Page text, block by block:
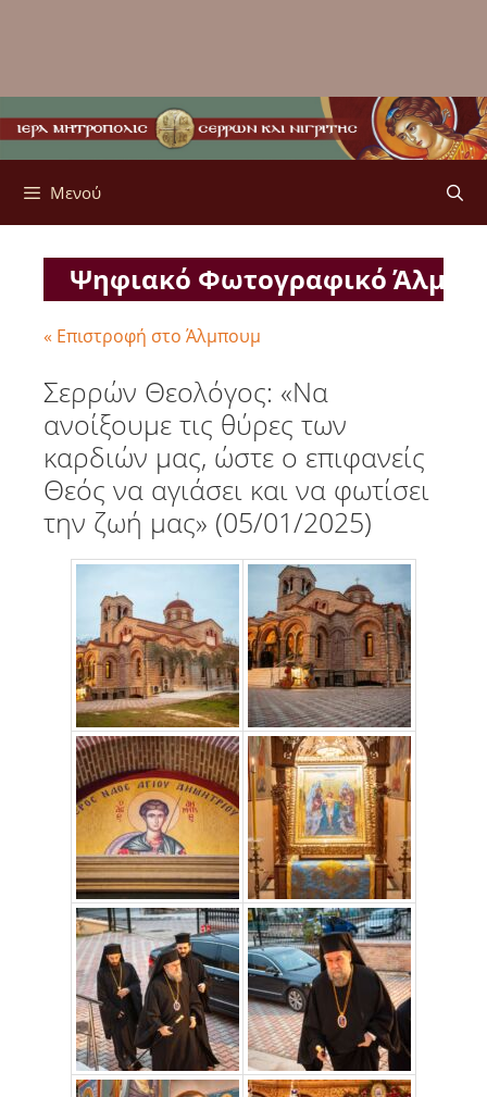
Μενού
Ψηφιακό Φωτογραφικό
« Επιστροφή στο Άλμπουμ
Σερρών Θεολόγος: «Να
ανοίξουμε τις θύρες των
καρδιών μας, ώστε ο επιφανείς
Θεός να αγιάσει και να φωτίσει
την ζωή μας» (05/01/2025)